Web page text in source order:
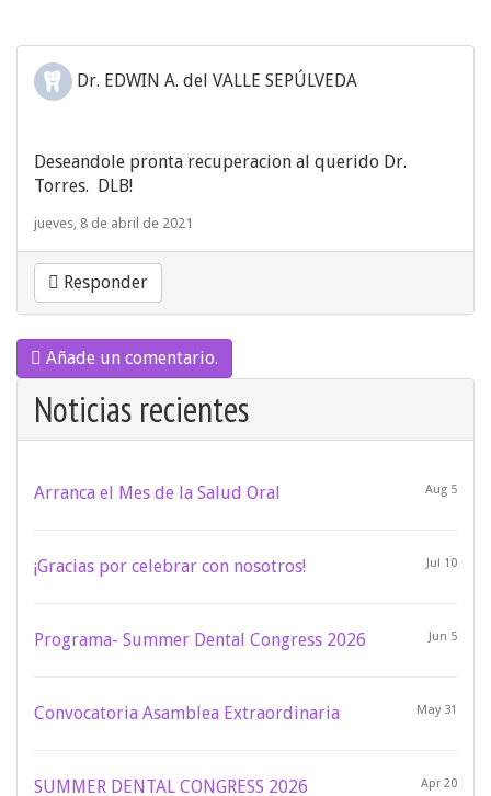
Dr. EDWIN A. del VALLE SEPÚLVEDA
Deseandole pronta recuperacion al querido Dr.
Torres. DLB!
jueves, 8 de abril de 2021
Responder
Añade un comentario.
Noticias recientes
Aug 5
Arranca el Mes de la Salud Oral
Jul 10
¡Gracias por celebrar con nosotros!
Jun 5
Programa- Summer Dental Congress 2026
May 31
Convocatoria Asamblea Extraordinaria
Apr 20
SUMMER DENTAL CONGRESS 2026